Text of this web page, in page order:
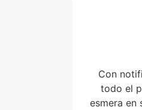
Con
todo el
esmera en